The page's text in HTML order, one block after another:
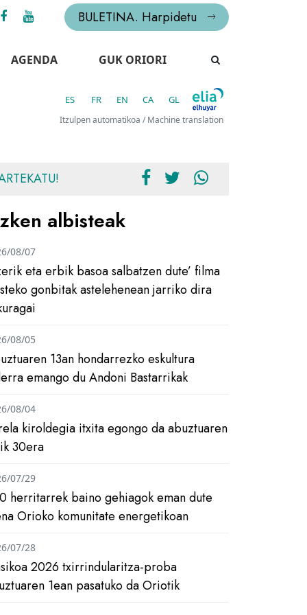
BULETINA. Harpidetu
AGENDA GUK ORIORI
ES FR EN CA GL
Itzulpen automatikoa / Machine translation
albisteak
eta erbik basoa salbatzen dute’ filma
gonbitak astelehenean jarriko dira
08/07
13an hondarrezko eskultura
emango du Andoni Bastarrikak
08/05
kiroldegia itxita egongo da abuztuaren
30era
08/04
herritarrek baino gehiagok eman dute
Orioko komunitate energetikoan
07/29
2026 txirrindularitza-proba
1ean pasatuko da Oriotik
07/28